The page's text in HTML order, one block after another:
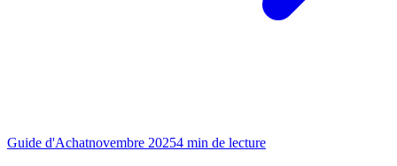
Guide d'Achatnovembre 20254 min de lecture